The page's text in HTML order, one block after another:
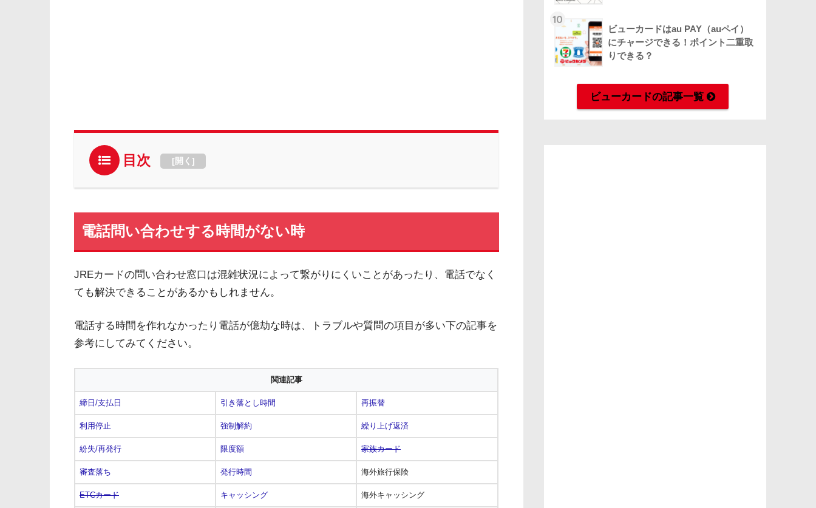
目次 [開く ]
電話問い合わせする時間がない時
JREカードの問い合わせ窓口は混雑状況によって繋がりにくいことがあったり、電話でなく
ても解決できることがあるかもしれません。
電話する時間を作れなかったり電話が億劫な時は、トラブルや質問の項目が多い下の記事を
参考にしてみてください。
関連記事
締日/支払日 引き落とし時間 再振替
利用停止 強制解約 繰り上げ返済
紛失/再発行 限度額 家族カード
審査落ち 発行時間 海外旅行保険
ETCカード キャッシング 海外キャッシング
10
ビューカードはau PAY（auペイ）
にチャージできる！ポイント二重取
りできる？
ビューカードの記事一覧